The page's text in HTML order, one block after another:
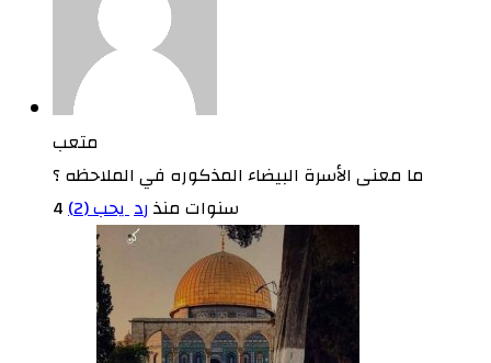
متعب
ما معنى الأسرة البيضاء المذكوره في الملاحظه ؟
4 سنوات منذ رديحب (2
)